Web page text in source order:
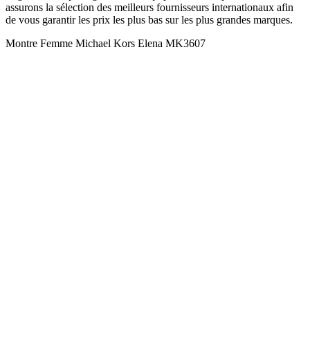
assurons la sélection des meilleurs fournisseurs internationaux afin
de vous garantir les prix les plus bas sur les plus grandes marques.
Montre Femme Michael Kors Elena MK3607